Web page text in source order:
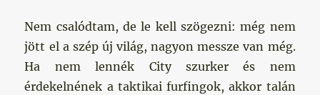
Nem csalódtam, de le kell szögezni: még nem
jött el a szép új világ, nagyon messze van még.
Ha nem lennék City szurker és nem
érdekelnének a taktikai furfingok, akkor talán